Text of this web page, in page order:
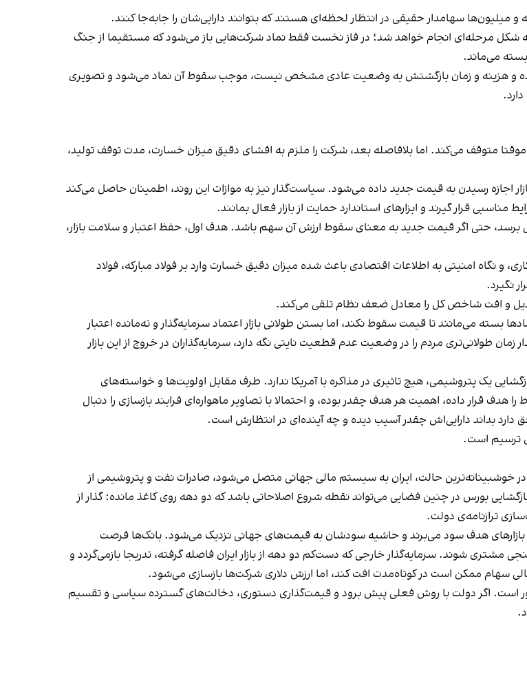
سهامدار حقیقی در انتظار لحظه‌ای هستند که بتوانند دارایی‌شان را جابه‌جا کنند.
کرده است بازگشایی بازار ظرف ۱۰ تا ۱۲ روز آینده و به شکل مرحله‌ای انجام خواهد شد؛ در فاز نخست فقط نماد شرکت‌هایی باز می‌شود که مستقیما از جنگ
می‌ماند.
و هزینه و زمان بازگشتش به وضعیت عادی مشخص نیست، موجب سقوط آن نماد می‌شود و تصویری
متوقف می‌کند. اما بلافاصله بعد، شرکت را ملزم به افشای دقیق میزان خسارت، مدت توقف تولید،
اجازه‌ رسیدن به قیمت جدید داده می‌شود. سیاست‌گذار نیز به موازات این روند، اطمینان حاصل می‌کند
قرار گیرند و ابزارهای استاندارد حمایت از بازار فعال بمانند.
حتی اگر قیمت جدید به معنای سقوط ارزش آن سهم باشد. هدف اول، حفظ اعتبار و سلامت بازار،
و نگاه امنیتی به اطلاعات اقتصادی باعث شده میزان دقیق خسارت وارد بر فولاد مبارکه، فولاد
نگیرد.
و افت شاخص کل را معادل ضعف نظام تلقی می‌کند.
بسته می‌مانند تا قیمت سقوط نکند، اما بستن طولانی بازار اعتماد سرمایه‌گذار و ته‌مانده‌ اعتبار
طولانی‌تری مردم را در وضعیت عدم قطعیت نایتی نگه دارد، سرمایه‌گذاران در خروج از این بازار
یک پتروشیمی، هیچ تاثیری در مذاکره با آمریکا ندارد. طرف مقابل اولویت‌ها و خواسته‌های
قرار داده، اهمیت هر هدف چقدر بوده، و احتمالا با تصاویر ماهواره‌ای فرایند بازسازی را دنبال
دارد بداند دارایی‌اش چقدر آسیب دیده و چه آینده‌ای در انتظارش است.
ترسیم است.
خوشبینانه‌ترین حالت، ایران به سیستم مالی جهانی متصل می‌شود، صادرات نفت و پتروشیمی از
بورس در چنین فضایی می‌تواند نقطه‌ شروع اصلاحاتی باشد که دو دهه روی کاغذ مانده: گذار از
ترازنامه‌ی دولت.
هدف سود می‌برند و حاشیه‌ سودشان به قیمت‌های جهانی نزدیک می‌شود. بانک‌ها فرصت
مشتری شوند. سرمایه‌گذار خارجی که دست‌کم دو دهه از بازار ایران فاصله گرفته، تدریجا بازمی‌گردد و
سهام ممکن است در کوتاه‌مدت افت کند، اما ارزش دلاری شرکت‌ها بازسازی می‌شود.
است. اگر دولت با روش فعلی پیش برود و قیمت‌گذاری دستوری، دخالت‌های گسترده سیاسی و تقسیم